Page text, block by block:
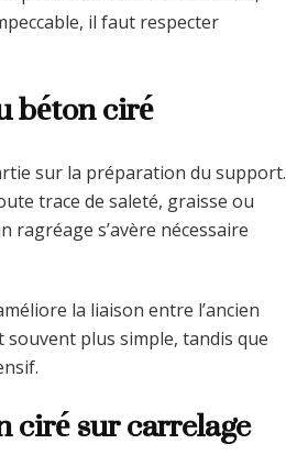
il faut respecter
béton ciré
sur la préparation du support.
trace de saleté, graisse ou
ragréage s’avère nécessaire
la liaison entre l’ancien
plus simple, tandis que
ciré sur carrelage